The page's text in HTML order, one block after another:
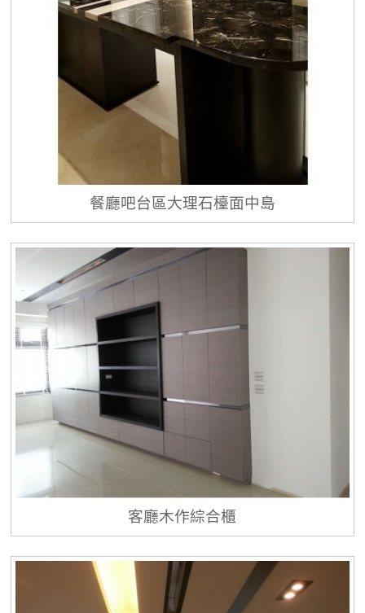
餐廳吧台區大理石檯面中島
客廳木作綜合櫃